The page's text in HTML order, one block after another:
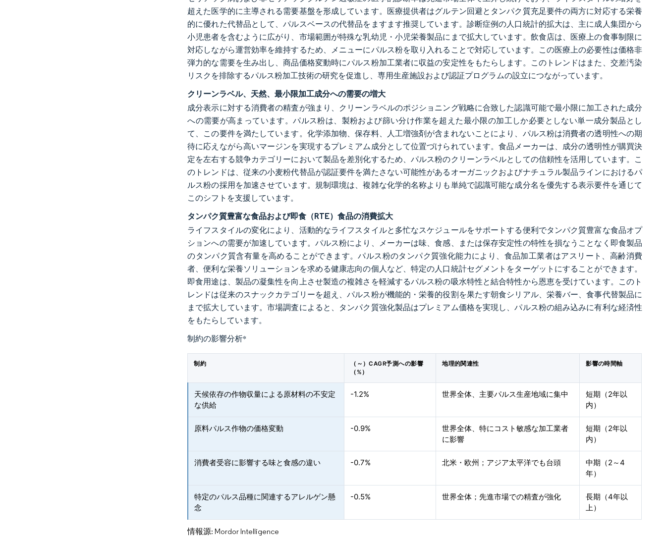
超えた医学的に主導される需要基盤を形成しています。医療提供者はグルテン回避とタンパク質充足要件の両方に対応する栄養
的に優れた代替品として、パルスベースの代替品をますます推奨しています。診断症例の人口統計的拡大は、主に成人集団から
小児患者を含むように広がり、市場範囲が特殊な乳幼児・小児栄養製品にまで拡大しています。飲食店は、医療上の食事制限に
対応しながら運営効率を維持するため、メニューにパルス粉を取り入れることで対応しています。この医療上の必要性は価格非
弾力的な需要を生み出し、商品価格変動時にパルス粉加工業者に収益の安定性をもたらします。このトレンドはまた、交差汚染
リスクを排除するパルス粉加工技術の研究を促進し、専用生産施設および認証プログラムの設立につながっています。
クリーンラベル、天然、最小限加工成分への需要の増大
成分表示に対する消費者の精査が強まり、クリーンラベルのポジショニング戦略に合致した認識可能で最小限に加工された成分
への需要が高まっています。パルス粉は、製粉および篩い分け作業を超えた最小限の加工しか必要としない単一成分製品とし
て、この要件を満たしています。化学添加物、保存料、人工増強剤が含まれないことにより、パルス粉は消費者の透明性への期
待に応えながら高いマージンを実現するプレミアム成分として位置づけられています。食品メーカーは、成分の透明性が購買決
定を左右する競争カテゴリーにおいて製品を差別化するため、パルス粉のクリーンラベルとしての信頼性を活用しています。こ
のトレンドは、従来の小麦粉代替品が認証要件を満たさない可能性があるオーガニックおよびナチュラル製品ラインにおけるパ
ルス粉の採用を加速させています。規制環境は、複雑な化学的名称よりも単純で認識可能な成分名を優先する表示要件を通じて
このシフトを支援しています。
タンパク質豊富な食品および即食（RTE）食品の消費拡大
ライフスタイルの変化により、活動的なライフスタイルと多忙なスケジュールをサポートする便利でタンパク質豊富な食品オプ
ションへの需要が加速しています。パルス粉により、メーカーは味、食感、または保存安定性の特性を損なうことなく即食製品
のタンパク質含有量を高めることができます。パルス粉のタンパク質強化能力により、食品加工業者はアスリート、高齢消費
者、便利な栄養ソリューションを求める健康志向の個人など、特定の人口統計セグメントをターゲットにすることができます。
即食用途は、製品の凝集性を向上させ製造の複雑さを軽減するパルス粉の吸水特性と結合特性から恩恵を受けています。このト
レンドは従来のスナックカテゴリーを超え、パルス粉が機能的・栄養的役割を果たす朝食シリアル、栄養バー、食事代替製品に
まで拡大しています。市場調査によると、タンパク質強化製品はプレミアム価格を実現し、パルス粉の組み込みに有利な経済性
をもたらしています。
制約の影響分析*
制約
（～）CAGR予測への影響
（%）
地理的関連性 影響の時間軸
天候依存の作物収量による原材料の不安定
な供給
-1.2% 世界全体、主要パルス生産地域に集中
短期（2年以
内）
原料パルス作物の価格変動 -0.9%
世界全体、特にコスト敏感な加工業者
に影響
短期（2年以
内）
消費者受容に影響する味と食感の違い -0.7% 北米・欧州；アジア太平洋でも台頭
中期（2～4
年）
特定のパルス品種に関連するアレルゲン懸
念
-0.5% 世界全体；先進市場での精査が強化
長期（4年以
上）
情報源: Mordor Intelligence